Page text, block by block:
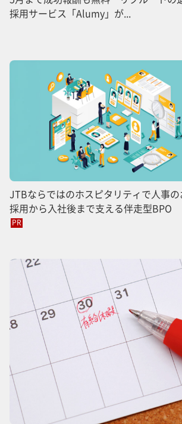
採用サービス「Alumy」が...
JTBならではのホスピタリティで人事
採用から入社後まで支える伴走型BPO
PR